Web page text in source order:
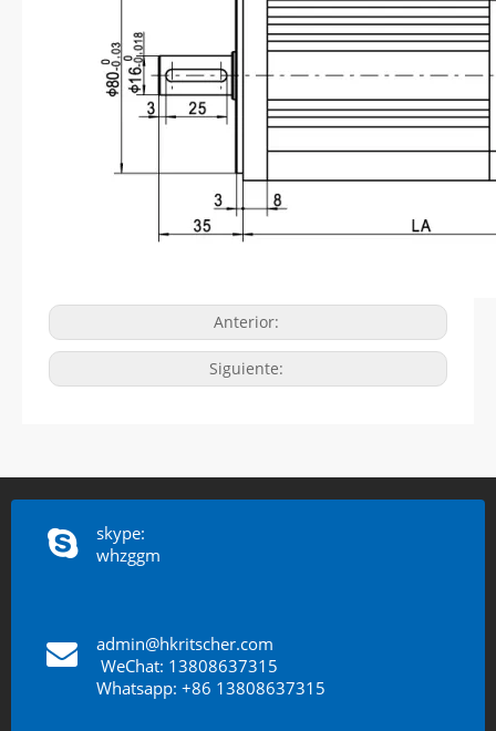
Anterior:
Siguiente:
skype:
whzggm
admin@hkritscher.com
WeChat: 13808637315
Whatsapp: +86 13808637315